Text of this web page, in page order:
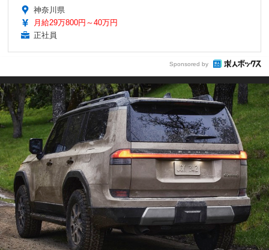
神奈川県
月給29万800円～40万円
正社員
Sponsored by